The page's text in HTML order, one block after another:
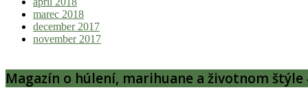
marec 2018
december 2017
november 2017
Magazín o húlení, marihuane a životnom štýle